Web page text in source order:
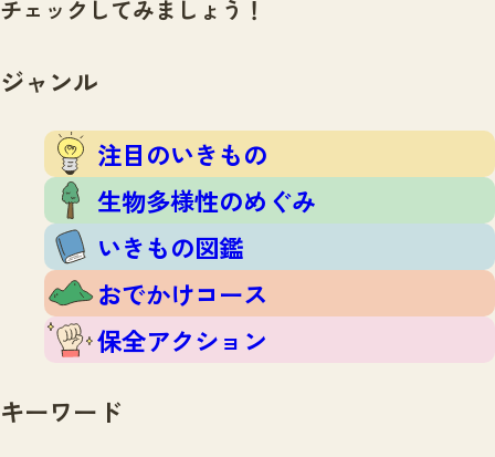
いきものガイド
注目のいきもの
生物多様性のめぐみ
いきもの図鑑
おでかけコース
保全アクション
イベント
いきもの調査隊
調査レポート
調査レポートTOP
調査結果
ふくおかいきものマップ
マッチング
マッチングTOP
掲載申し込みフォーム
お問合せ
チェックしてみましょう！
ジャンル
注目のいきもの
生物多様性のめぐみ
いきもの図鑑
おでかけコース
保全アクション
キーワード